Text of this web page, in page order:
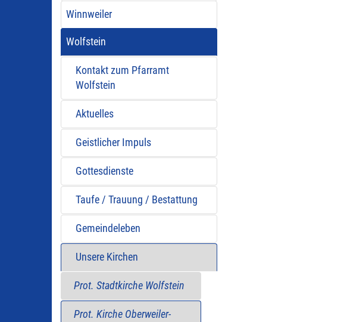
Winnweiler
Wolfstein
Kontakt zum Pfarramt
Wolfstein
Aktuelles
Geistlicher Impuls
Gottesdienste
Taufe / Trauung / Bestattung
Gemeindeleben
Unsere Kirchen
Prot. Stadtkirche Wolfstein
Prot. Kirche Oberweiler-